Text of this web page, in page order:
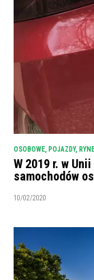
OSOBOWE POJAZDY,
W 2019 r. w
samochodów
10/02/2020